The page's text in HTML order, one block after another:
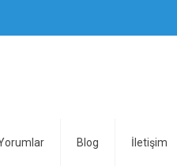
Blog İletişim